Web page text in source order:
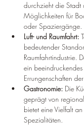
durchzieht die Stadt
Möglichkeiten für
oder Spaziergänge.
Luft- und Raumfahrt:
bedeutender
Raumfahrtindustrie.
ein
Errungenschaften
Gastronomie: Die
geprägt von
bietet eine Vielfalt
Spezialitäten.